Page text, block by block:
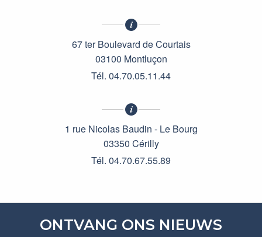
67 ter Boulevard de Courtais
03100 Montluçon
Tél. 04.70.05.11.44
1 rue Nicolas Baudin - Le Bourg
03350 Cérilly
Tél. 04.70.67.55.89
ONTVANG ONS NIEUWS